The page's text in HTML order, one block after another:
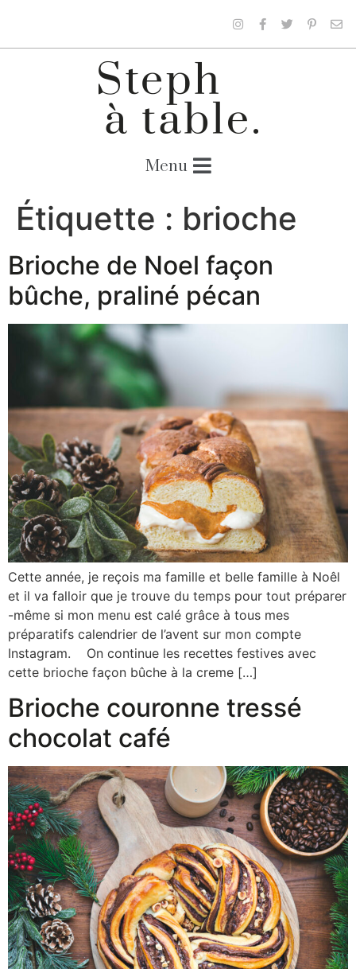
Étiquette : brioche
Brioche de Noel façon
bûche, praliné pécan
Cette année, je reçois ma famille et belle famille à Noêl
et il va falloir que je trouve du temps pour tout préparer
-même si mon menu est calé grâce à tous mes
préparatifs calendrier de l’avent sur mon compte
Instagram. On continue les recettes festives avec
cette brioche façon bûche à la creme […]
Brioche couronne tressé
chocolat café